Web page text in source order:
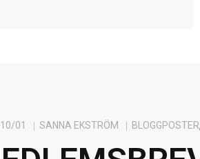
01 SANNA EKSTRÖM BLOGGPOSTER